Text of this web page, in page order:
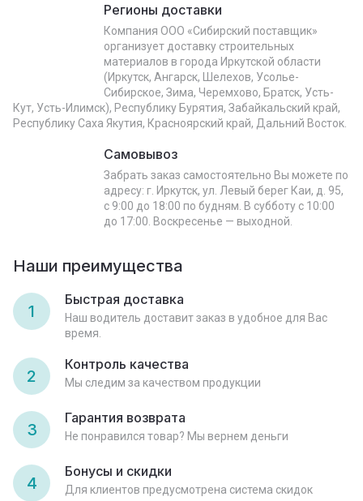
Регионы доставки
Компания ООО «Сибирский поставщик»
организует доставку строительных
материалов в города Иркутской области
(Иркутск, Ангарск, Шелехов, Усолье-
Сибирское, Зима, Черемхово, Братск, Усть-
Кут, Усть-Илимск), Республику Бурятия, Забайкальский край,
Республику Саха Якутия, Красноярский край, Дальний Восток.
Самовывоз
Забрать заказ самостоятельно Вы можете по
адресу: г. Иркутск, ул. Левый берег Каи, д. 95,
с 9:00 до 18:00 по будням. В субботу с 10:00
до 17:00. Воскресенье — выходной.
Наши преимущества
1
Быстрая доставка
Наш водитель доставит заказ в удобное для Вас
время.
2
Контроль качества
Мы следим за качеством продукции
3
Гарантия возврата
Не понравился товар? Мы вернем деньги
4
Бонусы и скидки
Для клиентов предусмотрена система скидок